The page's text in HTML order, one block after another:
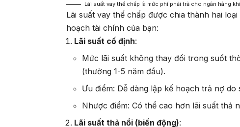
Lãi suất vay thế chấp là mức phí phải trả cho ngân hàng
Lãi suất vay thế chấp được chia thành hai
hoạch tài chính của bạn:
Lãi suất cố định:
Mức lãi suất không thay đổi trong suốt
(thường 1-5 năm đầu).
Ưu điểm: Dễ dàng lập kế hoạch trả nợ
Nhược điểm: Có thể cao hơn lãi suất thả
Lãi suất thả nổi (biến động):